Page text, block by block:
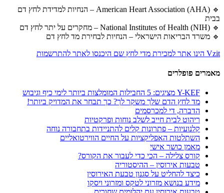
🔹 American Heart Association (AHA) – הנחיות למדידת לחץ דם
בבית
🔹 National Institutes of Health (NIH) – מחקרים על יתר לחץ דם
🔹 משרד הבריאות הישראלי – הנחיות לבחירת מד לחץ דם
Vzit הינו אתר למכירת מדי לחץ שם היכנסו לאתר להתרשמות
מאמרים פופלרים
Y-KEF מציגים: 5 החבילות המומלצות ביותר לימי כיף וגיבוש
מד לחץ הדם שלך משקר לך? כך תבחר את המדויק ביותר!
הדברה, די למכרסמים
ריהוט לבית חייב לשלב נוחות ופרקטיות
קלנועיות – פתרונות קלים להתניידות בתחבורה נוחה
השתלטות האפליקציות על החיים הווירטואליים
מאמן כושר אישי
קורס צלילה – הכי כדי לעבור את הקורס?
טבעות אירוסין – ההיסטוריה
כיצד להחליט על סגנון טבעת האירוסין
מידע בנושא מזרוני לטקס ומזרוני ויסקו